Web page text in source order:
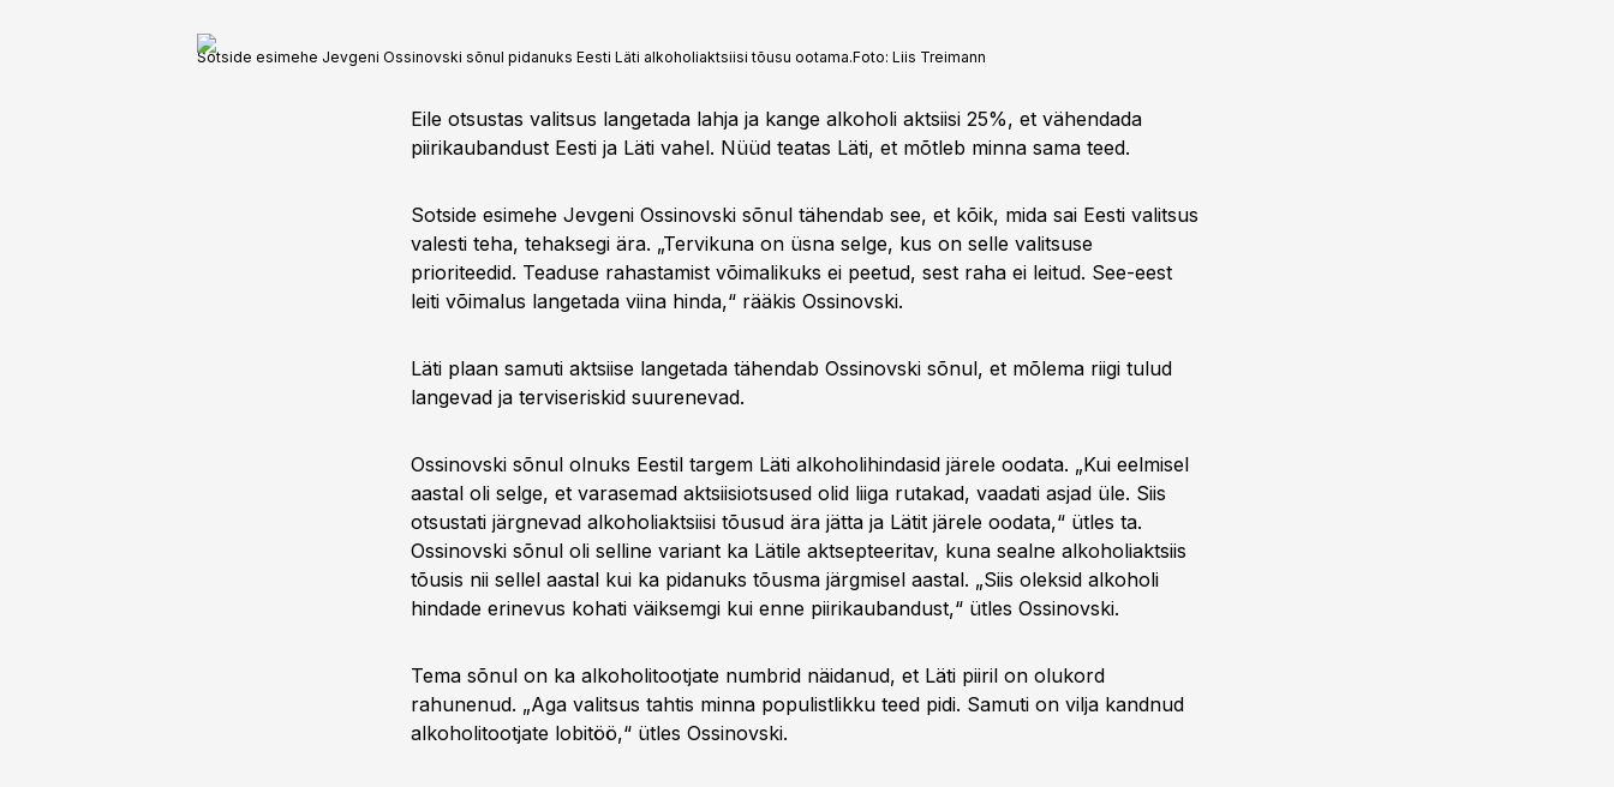
Sotside esimehe Jevgeni Ossinovski sõnul pidanuks Eesti Läti alkoholiaktsiisi tõusu ootama.Foto: Liis Treimann
Eile otsustas valitsus langetada lahja ja kange alkoholi aktsiisi 25%, et vähendada
piirikaubandust Eesti ja Läti vahel. Nüüd teatas Läti, et mõtleb minna sama teed.
Sotside esimehe Jevgeni Ossinovski sõnul tähendab see, et kõik, mida sai Eesti valitsus
valesti teha, tehaksegi ära. „Tervikuna on üsna selge, kus on selle valitsuse
prioriteedid. Teaduse rahastamist võimalikuks ei peetud, sest raha ei leitud. See-eest
leiti võimalus langetada viina hinda,“ rääkis Ossinovski.
Läti plaan samuti aktsiise langetada tähendab Ossinovski sõnul, et mõlema riigi tulud
langevad ja terviseriskid suurenevad.
Ossinovski sõnul olnuks Eestil targem Läti alkoholihindasid järele oodata. „Kui eelmisel
aastal oli selge, et varasemad aktsiisiotsused olid liiga rutakad, vaadati asjad üle. Siis
otsustati järgnevad alkoholiaktsiisi tõusud ära jätta ja Lätit järele oodata,“ ütles ta.
Ossinovski sõnul oli selline variant ka Lätile aktsepteeritav, kuna sealne alkoholiaktsiis
tõusis nii sellel aastal kui ka pidanuks tõusma järgmisel aastal. „Siis oleksid alkoholi
hindade erinevus kohati väiksemgi kui enne piirikaubandust,“ ütles Ossinovski.
Tema sõnul on ka alkoholitootjate numbrid näidanud, et Läti piiril on olukord
rahunenud. „Aga valitsus tahtis minna populistlikku teed pidi. Samuti on vilja kandnud
alkoholitootjate lobitöö,“ ütles Ossinovski.